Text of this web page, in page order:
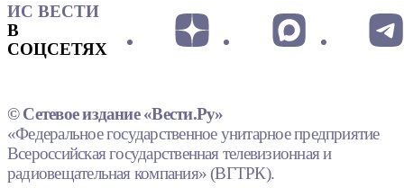
ИС ВЕСТИ
В
СОЦСЕТЯХ
© Сетевое издание «Вести.Ру»
«Федеральное государственное унитарное предприятие
Всероссийская государственная телевизионная и
радиовещательная компания» (ВГТРК).